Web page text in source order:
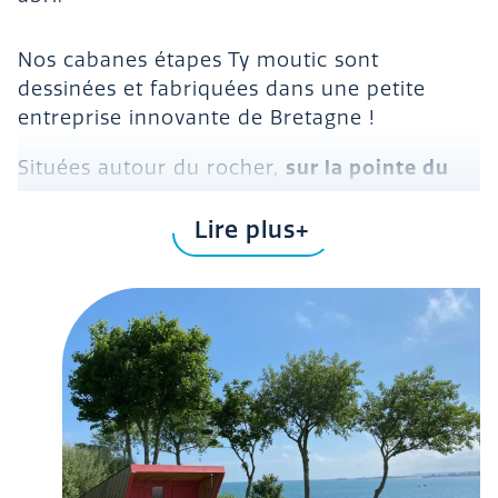
Lire plus
Nos cabanes étapes Ty moutic sont
dessinées et fabriquées dans une petite
entreprise innovante de Bretagne !
Situées autour du rocher, sur la pointe du
pas des sanitaires du camping ainsi que de
la salle randonneur (Services étape rando
Venez vous ressourcer dans une jolie nature
avec vue sur merle tout en bénéficiant du
confort 4 étoiles.
Nos petits cocons sont idéals pour démarrer
ou finir votre périple en famille, en couple
ou entre amis, et tout cela en mode détente